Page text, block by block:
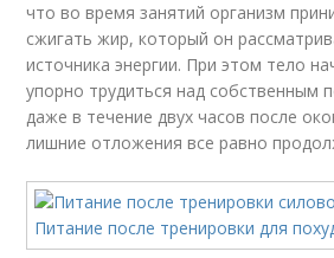
что во время занятий организм
сжигать жир, который он
источника энергии. При этом тело
упорно трудиться над собственным
даже в течение двух часов после
лишние отложения все равно